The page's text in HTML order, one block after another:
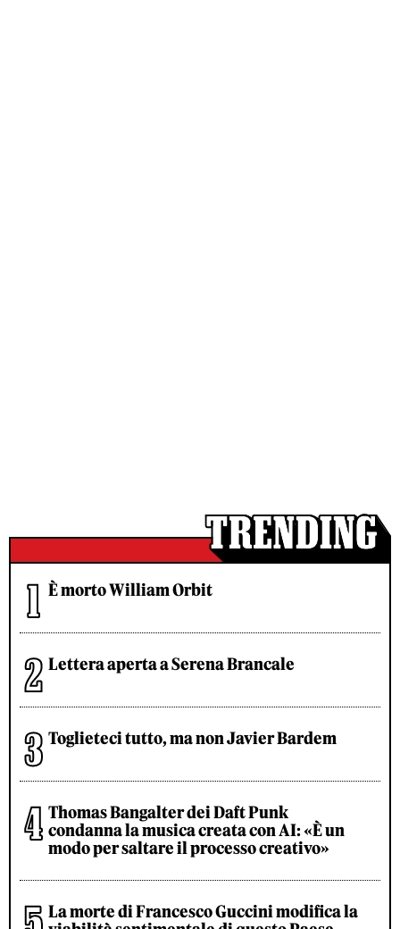
È morto William Orbit
Lettera aperta a Serena Brancale
Toglieteci tutto, ma non Javier Bardem
Thomas Bangalter dei Daft Punk
condanna la musica creata con AI: «È un
modo per saltare il processo creativo»
La morte di Francesco Guccini modifica la